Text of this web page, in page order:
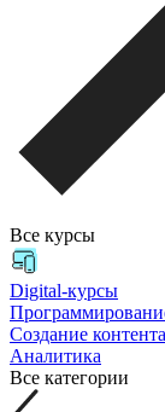
Все курсы
Digital-курсы
Создание контента
Аналитика
Все категории